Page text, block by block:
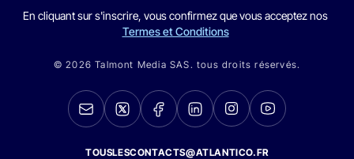
En cliquant sur s'inscrire, vous confirmez que vous acceptez nos
Termes et Conditions
© 2026 Talmont Media SAS. tous droits réservés.
TOUSLESCONTACTS@ATLANTICO.FR